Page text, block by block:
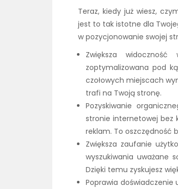
Teraz, kiedy już wiesz,
jest to tak istotne dla
w pozycjonowanie swojej
Zwiększa
zoptymalizowana pod
czołowych miejscach
trafi na Twoją stronę.
Pozyskiwanie
stronie internetowej bez
reklam. To oszczędność
Zwiększa zaufanie
wyszukiwania uważane
Dzięki temu zyskujesz
Poprawia